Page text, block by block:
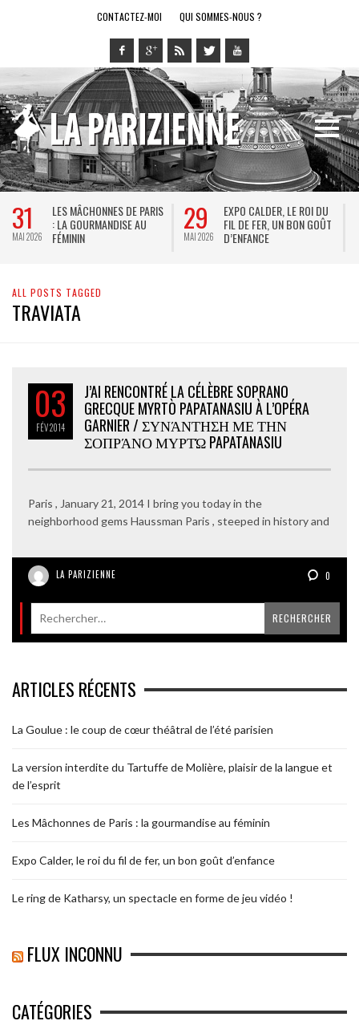
CONTACTEZ-MOI QUI SOMMES-NOUS ?
31
MAI 2026
LES MÂCHONNES DE PARIS
: LA GOURMANDISE AU
FÉMININ
29
MAI 2026
EXPO CALDER, LE ROI DU
FIL DE FER, UN BON GOÛT
D’ENFANCE
ALL POSTS TAGGED
TRAVIATA
03
FÉV2014
J’AI RENCONTRÉ LA CÉLÈBRE SOPRANO
GRECQUE MYRTÒ PAPATANASIU À L’OPÉRA
GARNIER / ΣΥΝΆΝΤΗΣΗ ΜΕ ΤΗΝ
ΣΟΠΡΆΝΟ ΜΥΡΤΏ PAPATANASIU
Paris , January 21, 2014 I bring you today in the
neighborhood gems Haussman Paris , steeped in history and
LA PARIZIENNE 0
ARTICLES RÉCENTS
La Goulue : le coup de cœur théâtral de l’été parisien
La version interdite du Tartuffe de Molière, plaisir de la langue et
de l’esprit
Les Mâchonnes de Paris : la gourmandise au féminin
Expo Calder, le roi du fil de fer, un bon goût d’enfance
Le ring de Katharsy, un spectacle en forme de jeu vidéo !
FLUX INCONNU
CATÉGORIES